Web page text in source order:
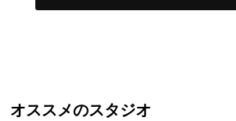
オススメのスタジオ